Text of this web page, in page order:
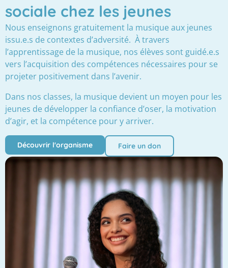
sociale chez les jeunes
Nous enseignons gratuitement la musique aux jeunes
issu.e.s de contextes d’adversité. À travers
l’apprentissage de la musique, nos élèves sont guidé.e.s
vers l’acquisition des compétences nécessaires pour se
projeter positivement dans l’avenir.
Dans nos classes, la musique devient un moyen pour les
jeunes de développer la confiance d’oser, la motivation
d’agir, et la compétence pour y arriver.
Découvrir l'organisme Faire un don